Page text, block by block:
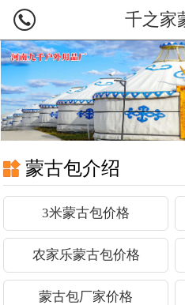
千之家
蒙古包介绍
3米蒙古包价格
农家乐蒙古包价格
蒙古包厂家价格